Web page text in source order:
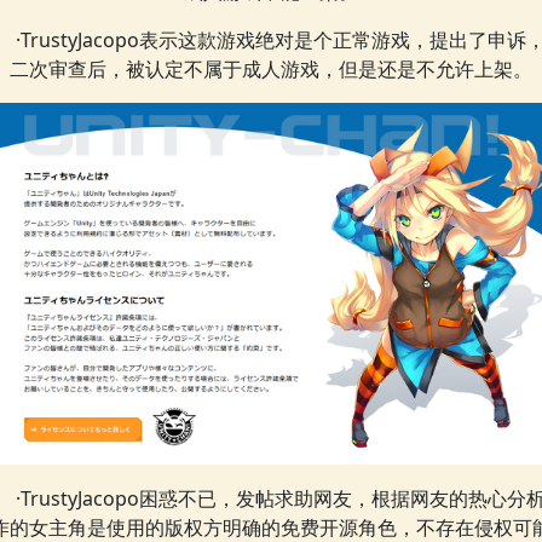
·TrustyJacopo表示这款游戏绝对是个正常游戏，提出了申诉
二次审查后，被认定不属于成人游戏，但是还是不允许上架。
·TrustyJacopo困惑不已，发帖求助网友，根据网友的热心分
的女主角是使用的版权方明确的免费开源角色，不存在侵权可